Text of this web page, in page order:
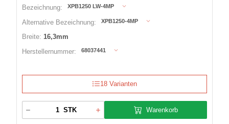
Bezeichnung:
XPB1250 LW-4MP
Alternative Bezeichnung: XPB1250-4MP
Breite: 16,3mm
Herstellernummer:
68037441
18 Varianten
STK Warenkorb